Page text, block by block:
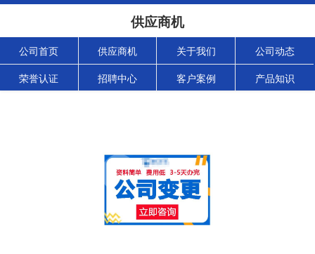
供应商机
公司首页 供应商机 关于我们 公司动态
荣誉认证 招聘中心 客户案例 产品知识